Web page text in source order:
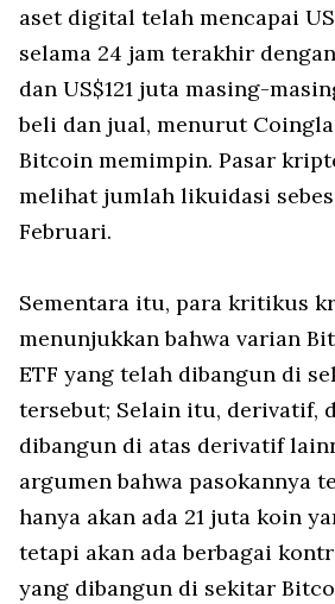
aset digital telah mencapai
selama 24 jam terakhir
dan US$121 juta masing-
beli dan jual, menurut
Bitcoin memimpin. Pasar
melihat jumlah likuidasi
Februari.
Sementara itu, para kritikus
menunjukkan bahwa varian
ETF yang telah dibangun di
tersebut; Selain itu, derivatif,
dibangun di atas derivatif
argumen bahwa pasokannya
hanya akan ada 21 juta koin
tetapi akan ada berbagai
yang dibangun di sekitar